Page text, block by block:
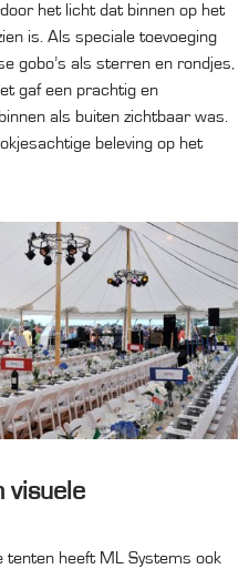
het licht dat binnen op het
is. Als speciale toevoeging
gobo’s als sterren en rondjes,
gaf een prachtig en
als buiten zichtbaar was.
beleving op het
visuele
tenten heeft ML Systems ook